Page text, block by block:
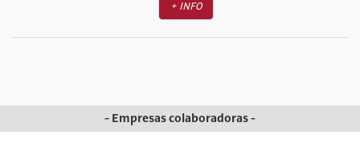
+ INFO
- Empresas colaboradoras -